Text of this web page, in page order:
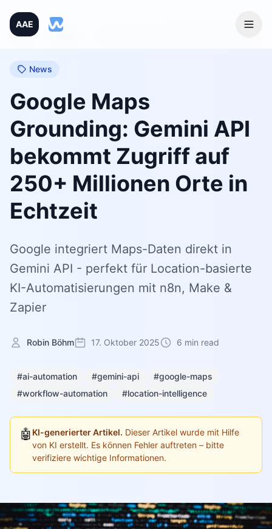
AAE
Home
Blog
News
Google Maps
Grounding: Gemini API
bekommt Zugriff auf
250+ Millionen Orte in
Echtzeit
Google integriert Maps-Daten direkt in
Gemini API - perfekt für Location-basierte
KI-Automatisierungen mit n8n, Make &
Zapier
Robin Böhm 17. Oktober 2025 6 min read
#ai-automation #gemini-api
#google-maps
#workflow-automation
#location-intelligence
🤖 KI-generierter Artikel. Dieser Artikel wurde mit Hilfe
von KI erstellt. Es können Fehler auftreten – bitte
verifiziere wichtige Informationen.